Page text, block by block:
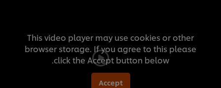
This video player may use cookies or other
browser storage. If you agree to this please
click the Accept button below.
Accept